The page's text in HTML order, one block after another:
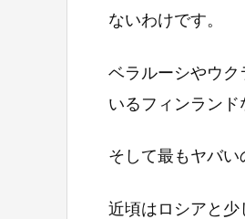
ないわけです。
ベラルーシやウ
いるフィンランド
そして最もヤバい
近頃はロシアと